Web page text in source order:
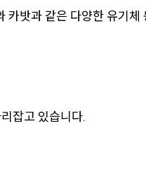
밧과 같은 다양한 유기
잡고 있습니다.